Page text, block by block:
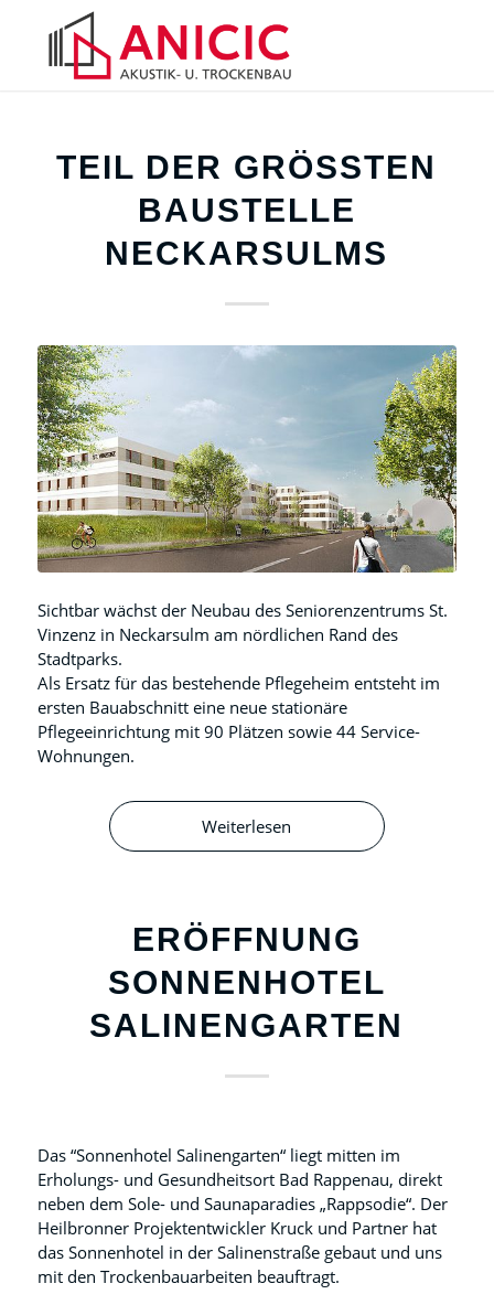
TEIL DER GRÖSSTEN B
AUSTELLE N
ECKARSULMS
Sichtbar wächst der Neubau des Seniorenzentrums St.
Vinzenz in Neckarsulm am nördlichen Rand des
Stadtparks.
Als Ersatz für das bestehende Pflegeheim entsteht im
ersten Bauabschnitt eine neue stationäre
Pflegeeinrichtung mit 90 Plätzen sowie 44 Service-
Wohnungen.
Weiterlesen
ERÖFFNUNG
SONNENHOTEL
SALINENGARTEN
Das “Sonnenhotel Salinengarten“ liegt mitten im
Erholungs- und Gesundheitsort Bad Rappenau, direkt
neben dem Sole- und Saunaparadies „Rappsodie“. Der
Heilbronner Projektentwickler Kruck und Partner hat
das Sonnenhotel in der Salinenstraße gebaut und uns
mit den Trockenbauarbeiten beauftragt.